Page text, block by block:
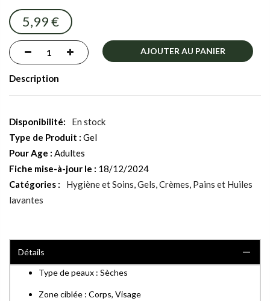
images
gallery5,99 €
AJOUTER AU PANIER
Description
En stock
Type de Produit : Gel
Pour Age : Adultes
Fiche mise-à-jour le : 18/12/2024
Catégories :
Hygiène et Soins Gels, Crèmes, Pains et Huiles
lavantes
Détails
Type de peaux : Sèches
Zone ciblée : Corps, Visage